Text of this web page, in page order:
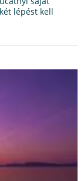
lépést kell